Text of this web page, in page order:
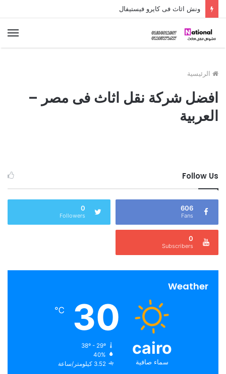
ونش اثاث فى كايرو فيستيفال
الرئيسية
افضل شركة نقل اثاث فى مصر –
العربية
Follow Us
606
Fans
0
Followers
0
Subscribers
Weather
cairo
سماء صافية
30
℃
38º - 29º
40%
3.52 كيلومتر/ساعة